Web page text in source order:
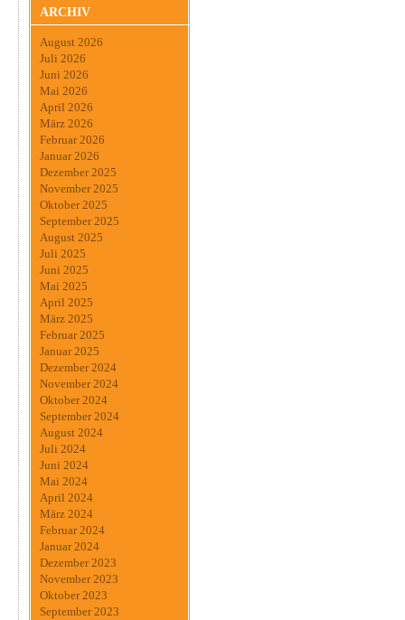
ARCHIV
August 2026
Juli 2026
Juni 2026
Mai 2026
April 2026
März 2026
Februar 2026
Januar 2026
Dezember 2025
November 2025
Oktober 2025
September 2025
August 2025
Juli 2025
Juni 2025
Mai 2025
April 2025
März 2025
Februar 2025
Januar 2025
Dezember 2024
November 2024
Oktober 2024
September 2024
August 2024
Juli 2024
Juni 2024
Mai 2024
April 2024
März 2024
Februar 2024
Januar 2024
Dezember 2023
November 2023
Oktober 2023
September 2023